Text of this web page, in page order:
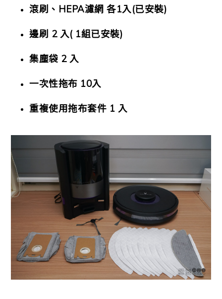
滾刷、HEPA濾網 各1入(已安裝)
邊刷 2 入( 1組已安裝)
集塵袋 2 入
一次性拖布 10入
重複使用拖布套件 1 入